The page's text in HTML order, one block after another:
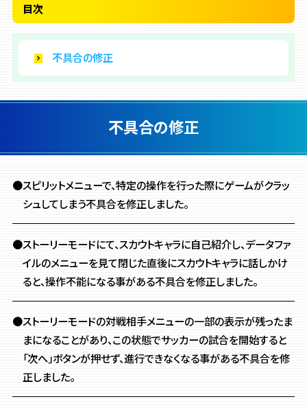
目次
不具合の修正
不具合の修正
●スピリットメニューで、特定の操作を行った際にゲームがクラッ
シュしてしまう不具合を修正しました。
●ストーリーモードにて、スカウトキャラに自己紹介し、データファ
イルのメニューを見て閉じた直後にスカウトキャラに話しかけ
ると、操作不能になる事がある不具合を修正しました。
●ストーリーモードの対戦相手メニューの一部の表示が残ったま
まになることがあり、この状態でサッカーの試合を開始すると
「次へ」ボタンが押せず、進行できなくなる事がある不具合を修
正しました。